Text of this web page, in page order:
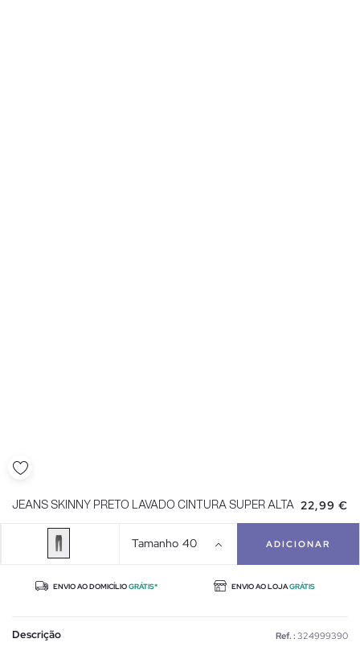
JEANS SKINNY PRETO LAVADO CINTURA SUPER ALTA 22,99 €
Tamanho 40 ADICIONAR
ENVIO AO DOMICÍLIOGRÁTIS* ENVIO AO LOJAGRÁTIS
Descrição Ref. : 324999390